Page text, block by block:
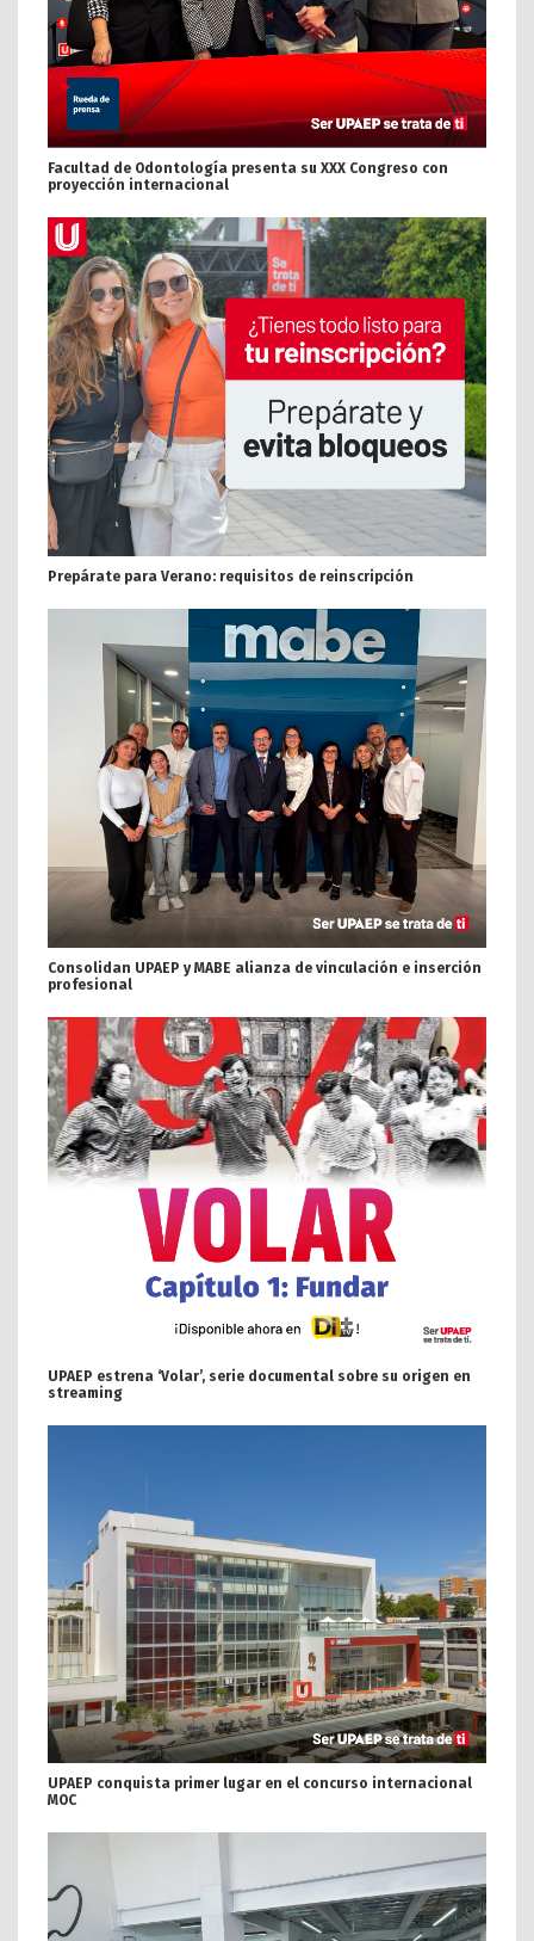
Facultad de Odontología presenta su XXX Congreso con
proyección internacional
Prepárate para Verano: requisitos de reinscripción
Consolidan UPAEP y MABE alianza de vinculación e inserción
profesional
UPAEP estrena ‘Volar’, serie documental sobre su origen en
streaming
UPAEP conquista primer lugar en el concurso internacional
MOC